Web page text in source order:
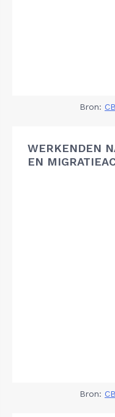
Bron:
WERKENDEN
EN
Bron: